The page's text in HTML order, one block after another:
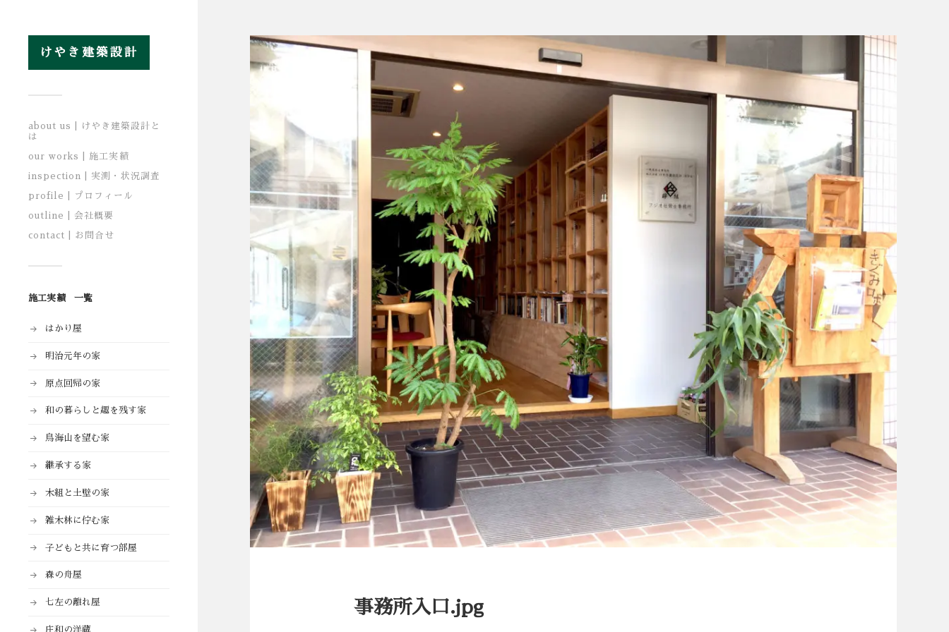
けやき建築設計
about us | けやき建築設計と
は
our works | 施工実績
inspection | 実測・状況調査
profile | プロフィール
outline | 会社概要
contact | お問合せ
施工実績 一覧
はかり屋
明治元年の家
原点回帰の家
和の暮らしと趣を残す家
鳥海山を望む家
継承する家
木組と土壁の家
雑木林に佇む家
子どもと共に育つ部屋
森の舟屋
七左の離れ屋
庄和の洋蔵
事務所入口.jpg